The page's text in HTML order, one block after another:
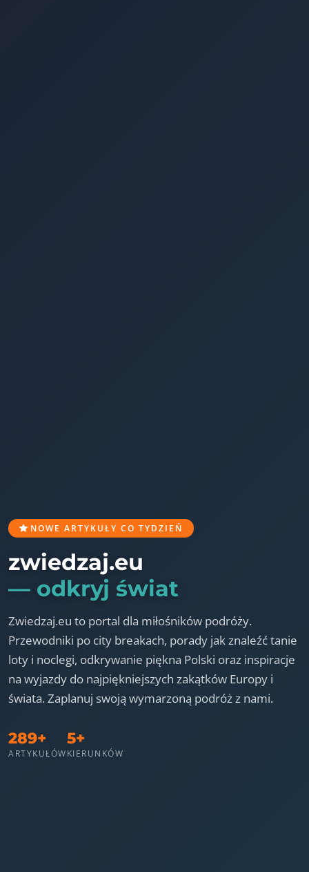
NOWE ARTYKUŁY CO TYDZIEŃ
zwiedzaj.eu
— odkryj świat
Zwiedzaj.eu to portal dla miłośników podróży.
Przewodniki po city breakach, porady jak znaleźć tanie
loty i noclegi, odkrywanie piękna Polski oraz inspiracje
na wyjazdy do najpiękniejszych zakątków Europy i
świata. Zaplanuj swoją wymarzoną podróż z nami.
289+
ARTYKUŁÓW
5+
KIERUNKÓW